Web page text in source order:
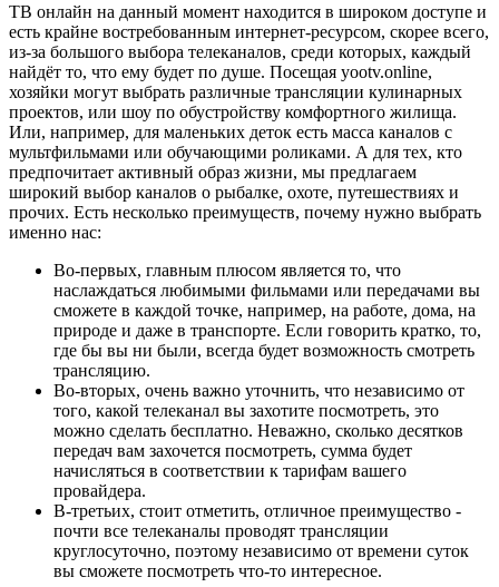
ТВ онлайн на данный момент находится в широком доступе и
есть крайне востребованным интернет-ресурсом, скорее всего,
из-за большого выбора телеканалов, среди которых, каждый
найдёт то, что ему будет по душе. Посещая yootv.online,
хозяйки могут выбрать различные трансляции кулинарных
проектов, или шоу по обустройству комфортного жилища.
Или, например, для маленьких деток есть масса каналов с
мультфильмами или обучающими роликами. А для тех, кто
предпочитает активный образ жизни, мы предлагаем
широкий выбор каналов о рыбалке, охоте, путешествиях и
прочих. Есть несколько преимуществ, почему нужно выбрать
именно нас:
Во-первых, главным плюсом является то, что
наслаждаться любимыми фильмами или передачами вы
сможете в каждой точке, например, на работе, дома, на
природе и даже в транспорте. Если говорить кратко, то,
где бы вы ни были, всегда будет возможность смотреть
трансляцию.
Во-вторых, очень важно уточнить, что независимо от
того, какой телеканал вы захотите посмотреть, это
можно сделать бесплатно. Неважно, сколько десятков
передач вам захочется посмотреть, сумма будет
начисляться в соответствии к тарифам вашего
провайдера.
В-третьих, стоит отметить, отличное преимущество -
почти все телеканалы проводят трансляции
круглосуточно, поэтому независимо от времени суток
вы сможете посмотреть что-то интересное.